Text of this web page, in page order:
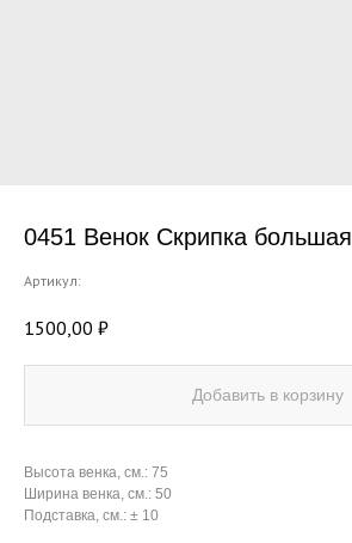
0451 Венок Скрипка большая
Артикул:
1500,00 ₽
Добавить в корзину
Высота венка, см.: 75
Ширина венка, см.: 50
Подставка, см.: ± 10